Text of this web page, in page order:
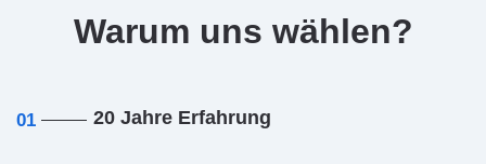
Warum uns wählen?
01 20 Jahre Erfahrung